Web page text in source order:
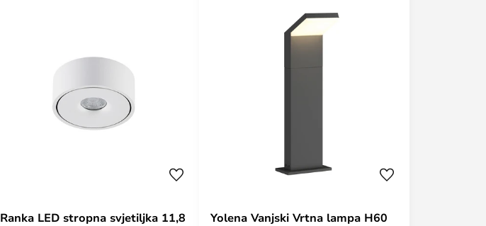
Ranka LED stropna svjetiljka 11,8
Yolena Vanjski Vrtna lampa H60